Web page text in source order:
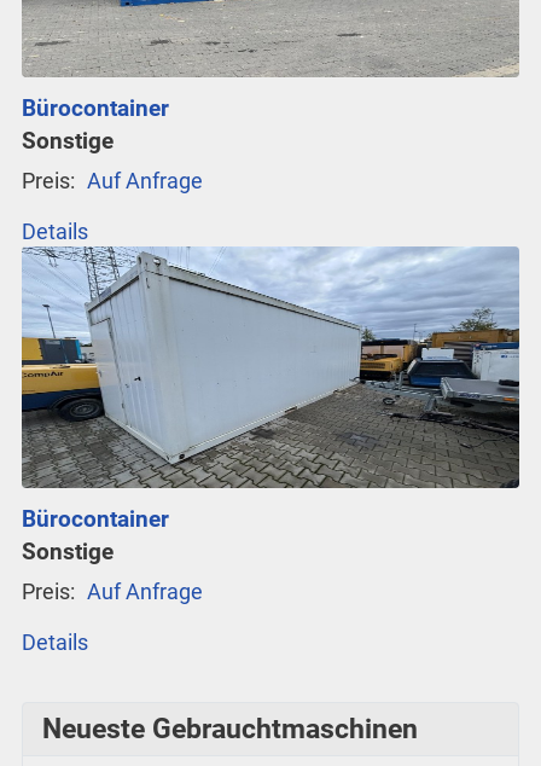
Bürocontainer
Sonstige
Preis: Auf Anfrage
Details
Bürocontainer
Sonstige
Preis: Auf Anfrage
Details
Neueste Gebrauchtmaschinen